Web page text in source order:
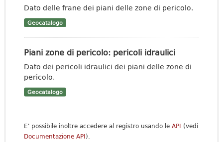
Dato delle frane dei piani delle zone di pericolo.
Geocatalogo
Piani zone di pericolo: pericoli idraulici
Dato dei pericoli idraulici dei piani delle zone di
pericolo.
Geocatalogo
E' possibile inoltre accedere al registro usando le API (vedi
Documentazione API).